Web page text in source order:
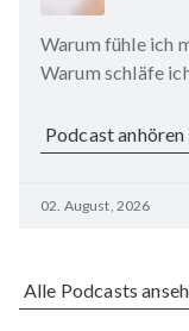
Warum fühle ich
Warum schläfe
Podcast anhören
02. August, 2026
Alle Podcasts